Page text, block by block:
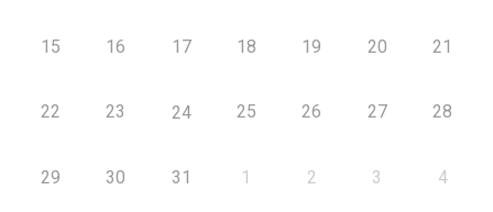
15 16 17 18 19 20 21
22 23 24 25 26 27 28
29 30 31 1 2 3 4